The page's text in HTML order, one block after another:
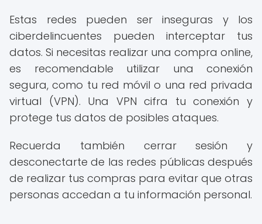
Estas redes pueden ser inseguras y los
ciberdelincuentes pueden interceptar tus
datos. Si necesitas realizar una compra online,
es recomendable utilizar una conexión
segura, como tu red móvil o una red privada
virtual (VPN). Una VPN cifra tu conexión y
protege tus datos de posibles ataques.
Recuerda también cerrar sesión y
desconectarte de las redes públicas después
de realizar tus compras para evitar que otras
personas accedan a tu información personal.